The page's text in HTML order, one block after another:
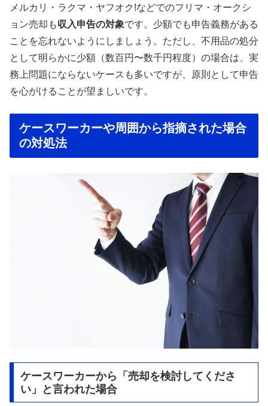
メルカリ・ラクマ・ヤフオク!などでのフリマ・オークシ
ョン売却も収入申告の対象です。少額でも申告義務がある
ことを忘れないようにしましょう。ただし、不用品の処分
として明らかに少額（数百円〜数千円程度）の場合は、実
務上問題にならないケースも多いですが、原則として申告
を心がけることが望ましいです。
ケースワーカーや周囲から指摘された場合
の対処法
ケースワーカーから「売却を検討してくださ
い」と言われた場合